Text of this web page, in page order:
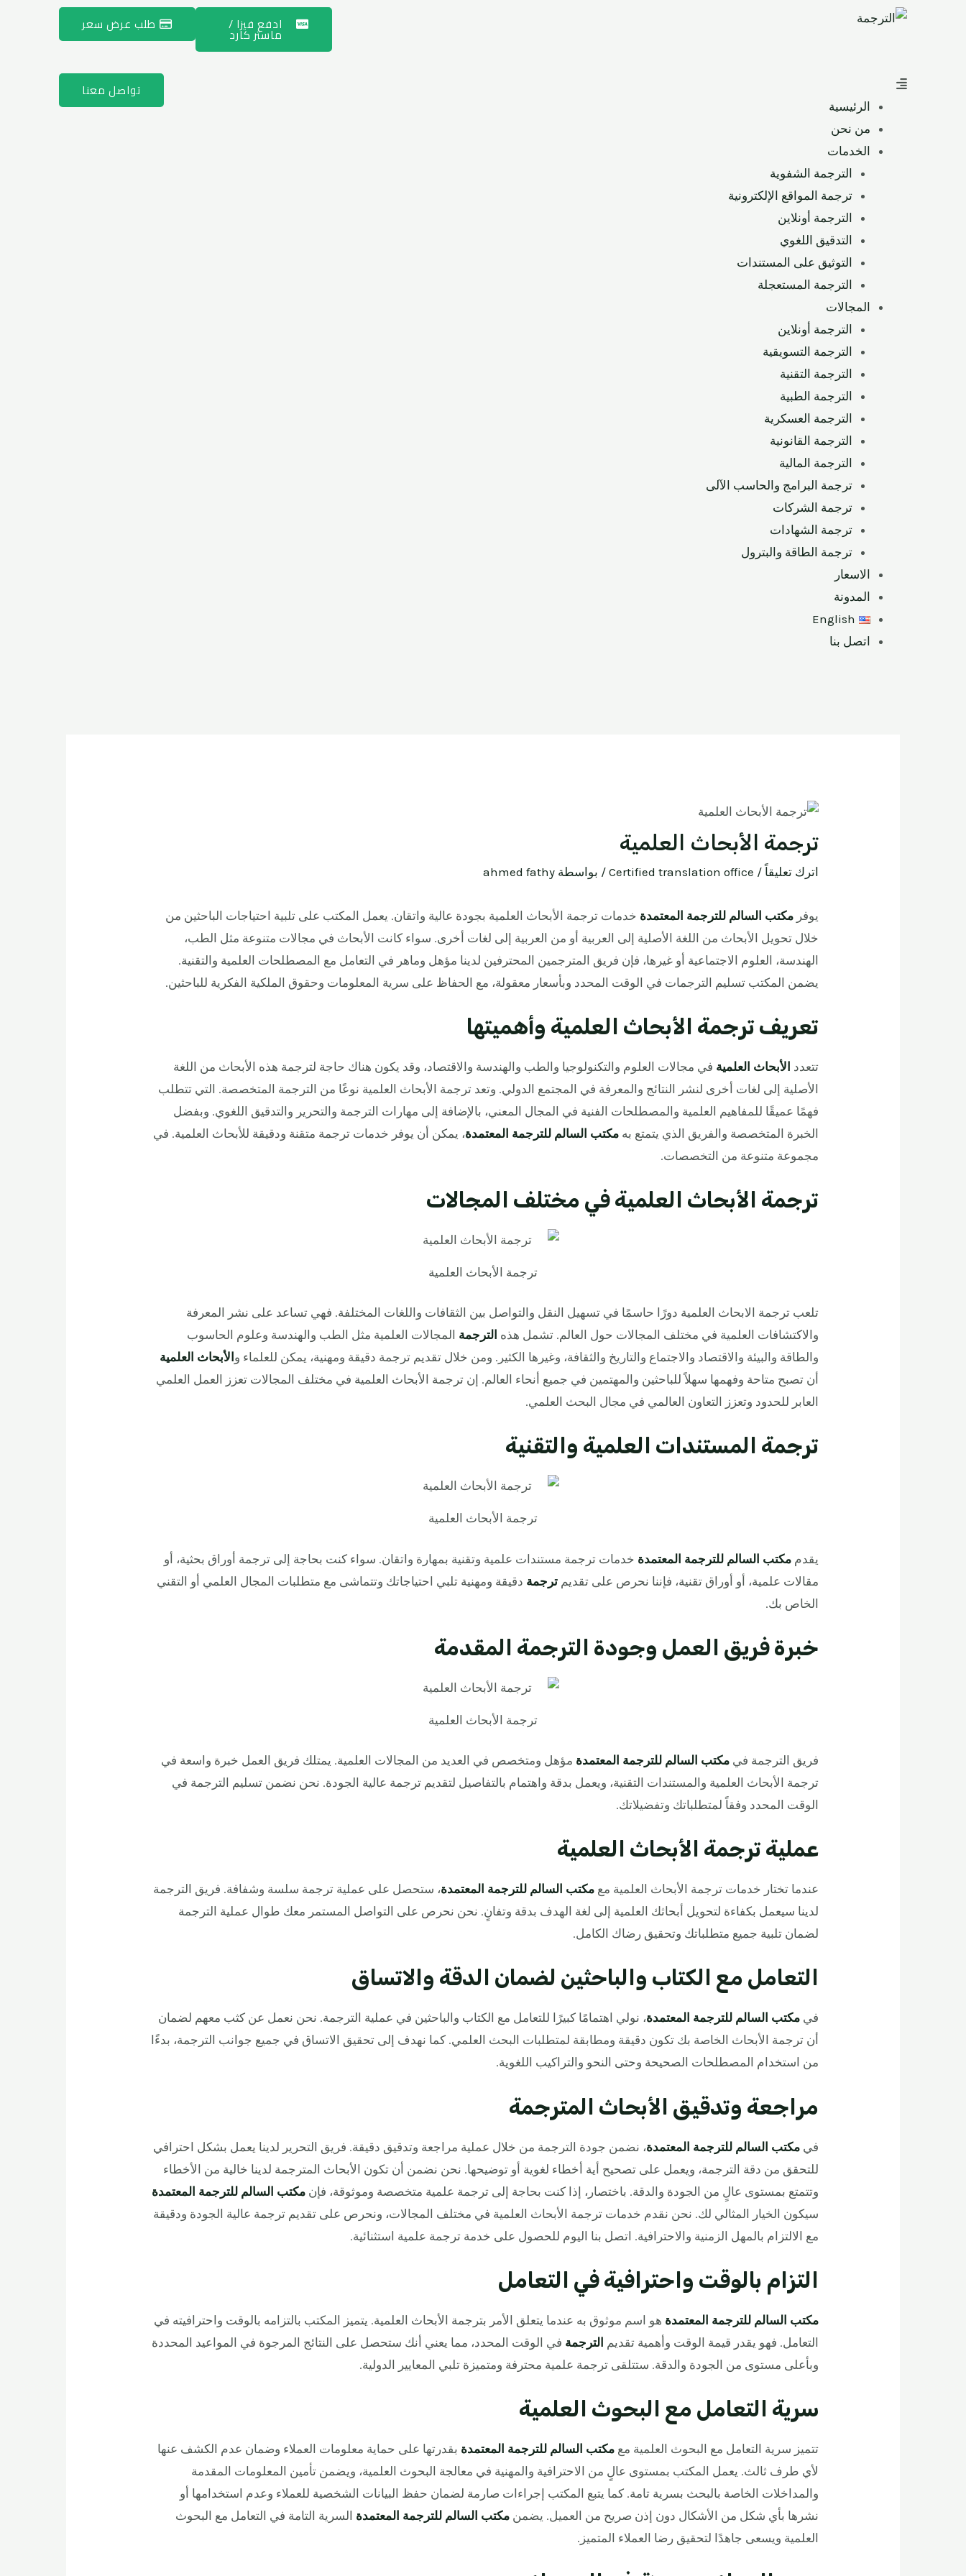
ادفع فيزا /
ماستر كارد
طلب عرض سعر
الرئيسية
من نحن
الخدمات
الترجمة الشفوية
ترجمة المواقع الإلكترونية
الترجمة أونلاين
التدقيق اللغوي
التوثيق على المستندات
الترجمة المستعجلة
المجالات
الترجمة أونلاين
الترجمة التسويقية
الترجمة التقنية
الترجمة الطبية
الترجمة العسكرية
الترجمة القانونية
الترجمة المالية
ترجمة البرامج والحاسب الآلى
ترجمة الشركات
ترجمة الشهادات
ترجمة الطاقة والبترول
الاسعار
المدونة
English
اتصل بنا
تواصل معنا
ترجمة الأبحاث العلمية
اترك تعليقاً /
Certified translation office / بواسطة ahmed fathy
يوفرمكتب السالم للترجمة المعتمدة خدمات ترجمة الأبحاث العلمية بجودة عالية واتقان. يعمل المكتب على تلبية احتياجات الباحثين من
خلال تحويل الأبحاث من اللغة الأصلية إلى العربية أو من العربية إلى لغات أخرى. سواء كانت الأبحاث في مجالات متنوعة مثل الطب،
الهندسة، العلوم الاجتماعية أو غيرها، فإن فريق المترجمين المحترفين لدينا مؤهل وماهر في التعامل مع المصطلحات العلمية والتقنية.
يضمن المكتب تسليم الترجمات في الوقت المحدد وبأسعار معقولة، مع الحفاظ على سرية المعلومات وحقوق الملكية الفكرية للباحثين.
تعريف ترجمة الأبحاث العلمية وأهميتها
تتعدد الأبحاث العلمية في مجالات العلوم والتكنولوجيا والطب والهندسة والاقتصاد، وقد يكون هناك حاجة لترجمة هذه الأبحاث من اللغة
الأصلية إلى لغات أخرى لنشر النتائج والمعرفة في المجتمع الدولي. وتعد ترجمة الأبحاث العلمية نوعًا من الترجمة المتخصصة. التي تتطلب
فهمًا عميقًا للمفاهيم العلمية والمصطلحات الفنية في المجال المعني، بالإضافة إلى مهارات الترجمة والتحرير والتدقيق اللغوي. وبفضل
الخبرة المتخصصة والفريق الذي يتمتع بهمكتب السالم للترجمة المعتمدة، يمكن أن يوفر خدمات ترجمة متقنة ودقيقة للأبحاث العلمية. في
مجموعة متنوعة من التخصصات.
ترجمة الأبحاث العلمية في مختلف المجالات
ترجمة الأبحاث العلمية
تلعب ترجمة الابحاث العلمية دورًا حاسمًا في تسهيل النقل والتواصل بين الثقافات واللغات المختلفة. فهي تساعد على نشر المعرفة
والاكتشافات العلمية في مختلف المجالات حول العالم. تشمل هذه الترجمة المجالات العلمية مثل الطب والهندسة وعلوم الحاسوب
والطاقة والبيئة والاقتصاد والاجتماع والتاريخ والثقافة، وغيرها الكثير. ومن خلال تقديم ترجمة دقيقة ومهنية، يمكن للعلماء و الأبحاث العلمية
أن تصبح متاحة وفهمها سهلاً للباحثين والمهتمين في جميع أنحاء العالم. إن ترجمة الأبحاث العلمية في مختلف المجالات تعزز العمل العلمي
العابر للحدود وتعزز التعاون العالمي في مجال البحث العلمي.
ترجمة المستندات العلمية والتقنية
ترجمة الأبحاث العلمية
يقدممكتب السالم للترجمة المعتمدة خدمات ترجمة مستندات علمية وتقنية بمهارة واتقان. سواء كنت بحاجة إلى ترجمة أوراق بحثية، أو
مقالات علمية، أو أوراق تقنية، فإننا نحرص على تقديمترجمة دقيقة ومهنية تلبي احتياجاتك وتتماشى مع متطلبات المجال العلمي أو التقني
الخاص بك.
خبرة فريق العمل وجودة الترجمة المقدمة
ترجمة الأبحاث العلمية
فريق الترجمة فيمكتب السالم للترجمة المعتمدة مؤهل ومتخصص في العديد من المجالات العلمية. يمتلك فريق العمل خبرة واسعة في
ترجمة الأبحاث العلمية والمستندات التقنية، ويعمل بدقة واهتمام بالتفاصيل لتقديم ترجمة عالية الجودة. نحن نضمن تسليم الترجمة في
الوقت المحدد وفقاً لمتطلباتك وتفضيلاتك.
عملية ترجمة الأبحاث العلمية
عندما تختار خدمات ترجمة الأبحاث العلمية معمكتب السالم للترجمة المعتمدة، ستحصل على عملية ترجمة سلسة وشفافة. فريق الترجمة
لدينا سيعمل بكفاءة لتحويل أبحاثك العلمية إلى لغة الهدف بدقة وتفانٍ. نحن نحرص على التواصل المستمر معك طوال عملية الترجمة
لضمان تلبية جميع متطلباتك وتحقيق رضاك الكامل.
التعامل مع الكتاب والباحثين لضمان الدقة والاتساق
فيمكتب السالم للترجمة المعتمدة، نولي اهتمامًا كبيرًا للتعامل مع الكتاب والباحثين في عملية الترجمة. نحن نعمل عن كثب معهم لضمان
أن ترجمة الأبحاث الخاصة بك تكون دقيقة ومطابقة لمتطلبات البحث العلمي. كما نهدف إلى تحقيق الاتساق في جميع جوانب الترجمة، بدءًا
من استخدام المصطلحات الصحيحة وحتى النحو والتراكيب اللغوية.
مراجعة وتدقيق الأبحاث المترجمة
فيمكتب السالم للترجمة المعتمدة، نضمن جودة الترجمة من خلال عملية مراجعة وتدقيق دقيقة. فريق التحرير لدينا يعمل بشكل احترافي
للتحقق من دقة الترجمة، ويعمل على تصحيح أية أخطاء لغوية أو توضيحها. نحن نضمن أن تكون الأبحاث المترجمة لدينا خالية من الأخطاء
وتتمتع بمستوى عالٍ من الجودة والدقة. باختصار، إذا كنت بحاجة إلى ترجمة علمية متخصصة وموثوقة، فإنمكتب السالم للترجمة المعتمدة
سيكون الخيار المثالي لك. نحن نقدم خدمات ترجمة الأبحاث العلمية في مختلف المجالات، ونحرص على تقديم ترجمة عالية الجودة ودقيقة
مع الالتزام بالمهل الزمنية والاحترافية. اتصل بنا اليوم للحصول على خدمة ترجمة علمية استثنائية.
التزام بالوقت واحترافية في التعامل
مكتب السالم للترجمة المعتمدة هو اسم موثوق به عندما يتعلق الأمر بترجمة الأبحاث العلمية. يتميز المكتب بالتزامه بالوقت واحترافيته في
التعامل. فهو يقدر قيمة الوقت وأهمية تقديم الترجمة في الوقت المحدد، مما يعني أنك ستحصل على النتائج المرجوة في المواعيد المحددة
وبأعلى مستوى من الجودة والدقة. ستتلقى ترجمة علمية محترفة ومتميزة تلبي المعايير الدولية.
سرية التعامل مع البحوث العلمية
تتميز سرية التعامل مع البحوث العلمية معمكتب السالم للترجمة المعتمدة بقدرتها على حماية معلومات العملاء وضمان عدم الكشف عنها
لأي طرف ثالث. يعمل المكتب بمستوى عالٍ من الاحترافية والمهنية في معالجة البحوث العلمية، ويضمن تأمين المعلومات المقدمة
والمداخلات الخاصة بالبحث بسرية تامة. كما يتبع المكتب إجراءات صارمة لضمان حفظ البيانات الشخصية للعملاء وعدم استخدامها أو
نشرها بأي شكل من الأشكال دون إذن صريح من العميل. يضمنمكتب السالم للترجمة المعتمدة السرية التامة في التعامل مع البحوث
العلمية ويسعى جاهدًا لتحقيق رضا العملاء المتميز.